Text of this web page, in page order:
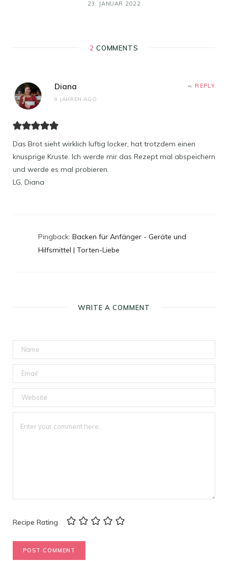
23. JANUAR 2022
2 COMMENTS
Diana
9 JAHREN AGO
REPLY
Das Brot sieht wirklich luftig locker, hat trotzdem einen
knusprige Kruste. Ich werde mir das Rezept mal abspeichern
und werde es mal probieren.
LG, Diana
Pingback: Backen für Anfänger - Geräte und
Hilfsmittel | Torten-Liebe
WRITE A COMMENT
Recipe Rating